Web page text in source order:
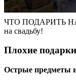
ЧТО ПОДАРИТЬ НА
на свадьбу!
Плохие подарки
Острые предметы